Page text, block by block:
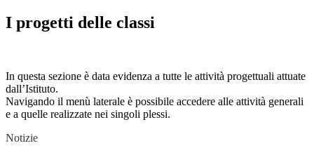
I progetti delle classi
In questa sezione è data evidenza a tutte le attività progettuali attuate
dall’Istituto.
Navigando il menù laterale è possibile accedere alle attività generali
e a quelle realizzate nei singoli plessi.
Notizie